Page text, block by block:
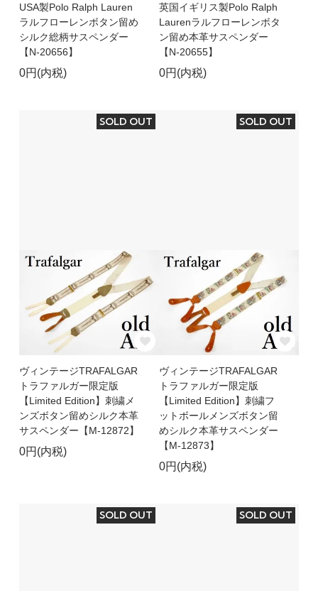
USA製Polo Ralph Lauren
ラルフローレンボタン留め
シルク総柄サスペンダー
【N-20656】
0円(内税)
英国イギリス製Polo Ralph
Laurenラルフローレンボタ
ン留め本革サスペンダー
【N-20655】
0円(内税)
SOLD OUT
ヴィンテージTRAFALGAR
トラファルガー限定版
【Limited Edition】刺繍メ
ンズボタン留めシルク本革
サスペンダー【M-12872】
0円(内税)
SOLD OUT
ヴィンテージTRAFALGAR
トラファルガー限定版
【Limited Edition】刺繍フ
ットボールメンズボタン留
めシルク本革サスペンダー
【M-12873】
0円(内税)
SOLD OUT SOLD OUT